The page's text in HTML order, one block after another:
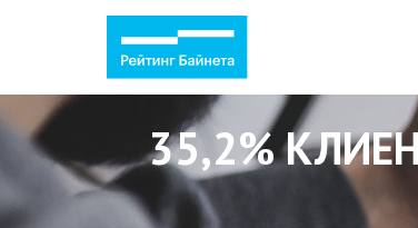
35,2%